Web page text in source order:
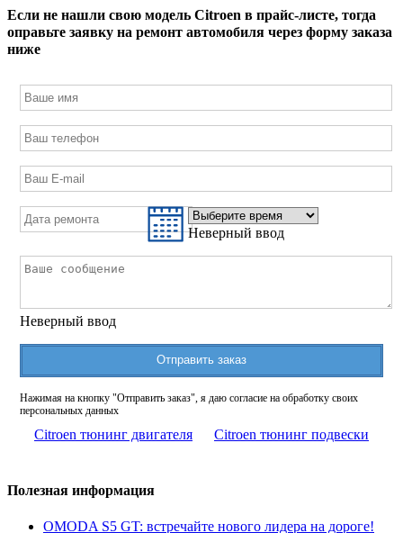
Если не нашли свою модель Citroen в прайс-листе, тогда
оправьте заявку на ремонт автомобиля через форму заказа
ниже
Неверный ввод
Неверный ввод
Отправить заказ
Нажимая на кнопку "Отправить заказ", я даю согласие на обработку своих
персональных данных
Citroen тюнинг двигателя Citroen тюнинг подвески
Полезная информация
OMODA S5 GT: встречайте нового лидера на дороге!